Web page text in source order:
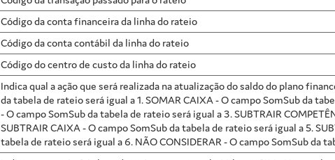
Código da conta financeira da linha do rateio
Código da conta contábil da linha do rateio
Código do centro de custo da linha do rateio
Indica qual a ação que será realizada na atualização do saldo do plano
da tabela de rateio será igual a 1. SOMAR CAIXA - O campo SomSub da
- O campo SomSub da tabela de rateio será igual a 3. SUBTRAIR
SUBTRAIR CAIXA - O campo SomSub da tabela de rateio será igual a 5.
tabela de rateio será igual a 6. NÃO CONSIDERAR - O campo SomSub da